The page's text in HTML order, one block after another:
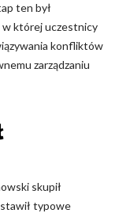
ten był
w której uczestnicy
konfliktów
zarządzaniu
skupił
typowe